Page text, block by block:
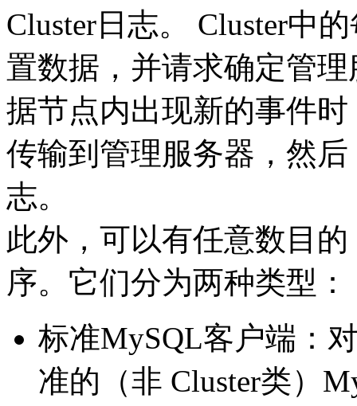
Cluster日志。 Cluster中
置数据，并请求确定管
据节点内出现新的事件
传输到管理服务器，然
志。
此外，可以有任意数目
序。它们分为两种类型：
标准MySQL客户端：
准的（非 Cluster类）